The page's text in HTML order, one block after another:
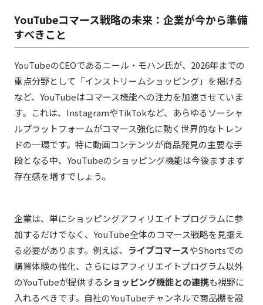
YouTubeコマース戦略の未来：企業が今から準備
すべきこと
YouTubeのCEOであるニール・モハン氏が、2026年までの
重点分野として「インストリームショッピング」を掲げる
など、YouTubeはコマース機能への注力を加速させていま
す。これは、InstagramやTikTokなど、あらゆるソーシャ
ルプラットフォームがコマース強化に動く世界的なトレン
ドの一環です。特に動画コンテンツが商品発見の主要な手
段となる中、YouTubeのショッピング機能は今後ますます
存在感を増すでしょう。
企業は、単にショッピングアフィリエイトプログラムに参
加するだけでなく、YouTube全体のコマース戦略を見据え
る必要があります。例えば、 ライブコマースやShortsでの
購買体験の強化、さらにはアフィリエイトプログラム以外
のYouTubeが提供するショッピング機能との連携も視野に
入れるべきです。自社のYouTubeチャンネルで商品棚を設